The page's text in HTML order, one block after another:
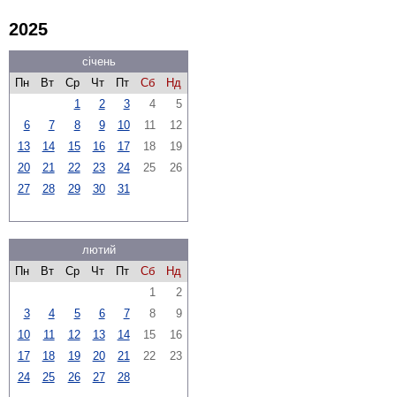
2025
січень
Пн
Вт Ср Чт Пт Сб
Нд
1
2 3 4
5
6
7 8 9 10 11
12
13
14 15 16 17 18
19
20
21 22 23 24 25
26
27
28 29 30 31
лютий
Пн
Вт Ср Чт Пт Сб
Нд
1
2
3
4 5 6 7 8
9
10
11 12 13 14 15
16
17
18 19 20 21 22
23
24
25 26 27 28